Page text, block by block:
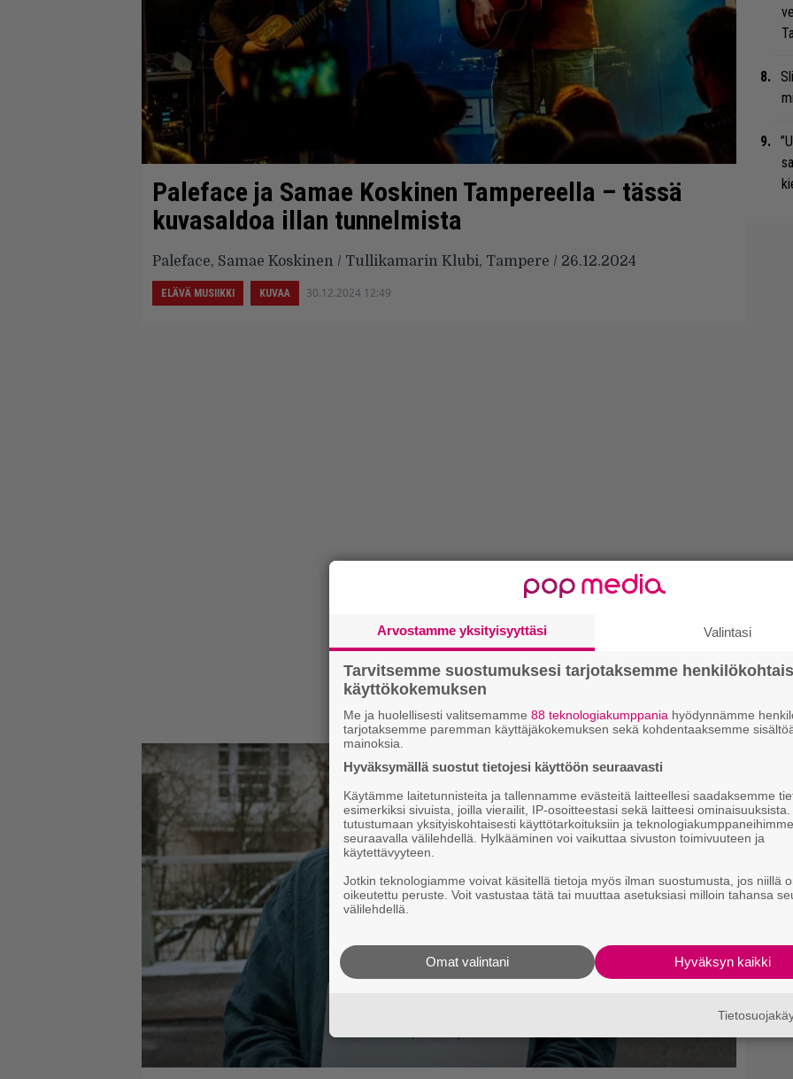
Paleface ja Samae Koskinen Tampereella – tässä
kuvasaldoa illan tunnelmista
Paleface, Samae Koskinen / Tullikamarin Klubi, Tampere / 26.12.2024
ELÄVÄ MUSIIKKI KUVAA 30.12.2024 12:49
Arvostamme yksityisyyttäsi Valintasi
Tarvitsemme suostumuksesi tarjotaksemme
käyttökokemuksen
Me ja huolellisesti valitsemamme 88 teknologiakumppania hyödynnämme
tarjotaksemme paremman käyttäjäkokemuksen sekä kohdentaaksemme
mainoksia.
Hyväksymällä suostut tietojesi käyttöön seuraavasti
Käytämme laitetunnisteita ja tallennamme evästeitä laitteellesi saadaksemme
esimerkiksi sivuista, joilla vierailit, IP-osoitteestasi sekä laitteesi
tutustumaan yksityiskohtaisesti käyttötarkoituksiin ja teknologiakumppaneihimme
seuraavalla välilehdellä. Hylkääminen voi vaikuttaa sivuston toimivuuteen ja
käytettävyyteen.
Jotkin teknologiamme voivat käsitellä tietoja myös ilman suostumusta, jos niillä
oikeutettu peruste. Voit vastustaa tätä tai muuttaa asetuksiasi milloin tahansa
välilehdellä.
Hyväksyn kaikki
Omat valintani